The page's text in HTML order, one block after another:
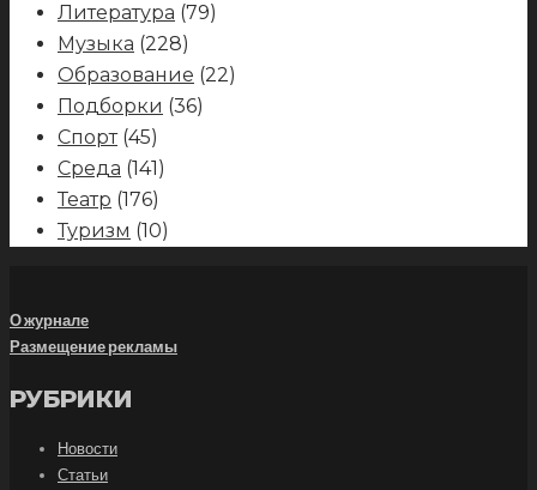
Литература (79)
Музыка (228)
Образование (22)
Подборки (36)
Спорт(45)
Среда (141)
Театр (176)
Туризм (10)
О журнале
Размещение рекламы
РУБРИКИ
Новости
Статьи